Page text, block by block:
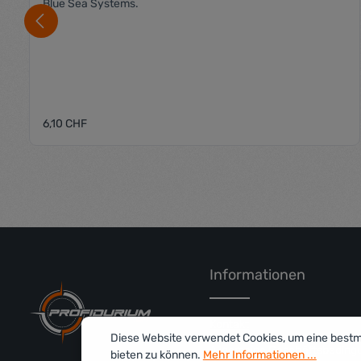
Blue Sea Systems.
Regulärer Preis:
6,10 CHF
Informationen
Allgemeine
Diese Website verwendet Cookies, um eine
bieten zu können. Mehr Informationen ...